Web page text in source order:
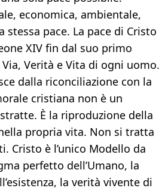
economica, ambientale,
stessa pace. La pace di Cristo
XIV fin dal suo primo
Verità e Vita di ogni uomo.
dalla riconciliazione con la
cristiana non è un
È la riproduzione della
propria vita. Non si tratta
Cristo è l’unico Modello da
perfetto dell’Umano, la
la verità vivente di